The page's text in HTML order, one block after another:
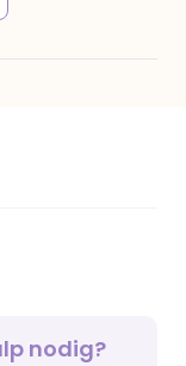
nodig?